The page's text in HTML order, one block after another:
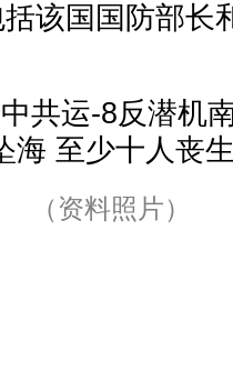
该国国防部长
（资料照片）